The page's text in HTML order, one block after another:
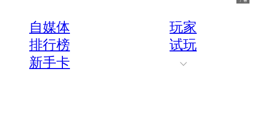
自媒体
玩家
排行榜
试玩
新手卡